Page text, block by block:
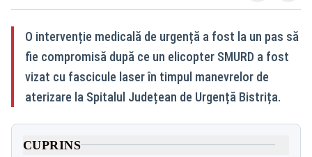
O intervenție medicală de urgență a fost la un pas să
fie compromisă după ce un elicopter SMURD a fost
vizat cu fascicule laser în timpul manevrelor de
aterizare la Spitalul Județean de Urgență Bistrița.
CUPRINS